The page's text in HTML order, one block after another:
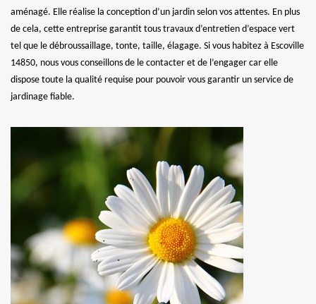
aménagé. Elle réalise la conception d’un jardin selon vos attentes. En plus
de cela, cette entreprise garantit tous travaux d’entretien d’espace vert
tel que le débroussaillage, tonte, taille, élagage. Si vous habitez à Escoville
14850, nous vous conseillons de le contacter et de l’engager car elle
dispose toute la qualité requise pour pouvoir vous garantir un service de
jardinage fiable.